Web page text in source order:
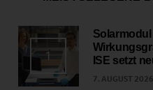
1
Solarmodul
ISE setzt
7. AUGUST 2026